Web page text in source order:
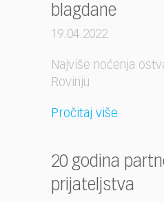
blagdane
19.04.2022
Najviše noćenja
Rovinju
Pročitaj više
20 godina
prijateljstva